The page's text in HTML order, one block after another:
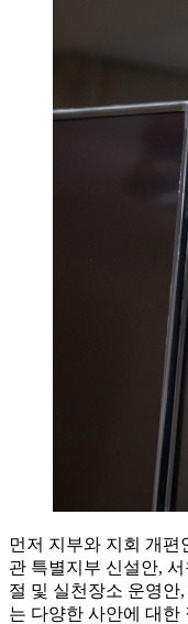
먼저 지부와 지회 개편
관 특별지부 신설안,
절 및 실천장소 운영안
는 다양한 사안에 대한